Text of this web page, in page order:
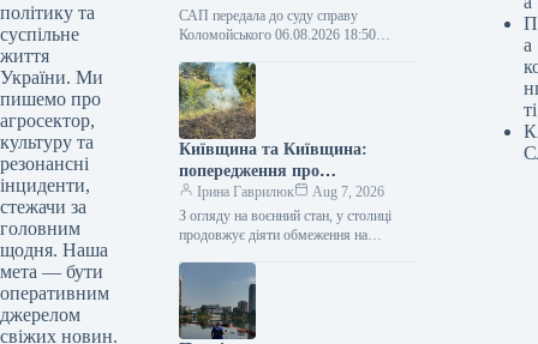
політику та
суспільне
життя
України. Ми
пишемо про
агросектор,
культуру та
резонансні
інциденти,
стежачи за
головним
щодня. Наша
мета — бути
оперативним
джерелом
свіжих новин.
САП передала до суду справу
Коломойського 06.08.2026 18:50
антикорупційного суду кримінальне
провадження щодо екс-кінцевого
бенефіціарного…
Київщина та Київщина:
попередження про
надзвичайну небезпеку пожеж
Ірина Гаврилюк
Aug 7, 2026
З огляду на воєнний стан, у столиці
продовжує діяти обмеження на
паркових зон. Завтра, 7 серпня,…
а
ті